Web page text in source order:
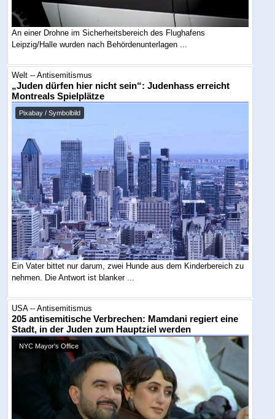
An einer Drohne im Sicherheitsbereich des Flughafens
Leipzig/Halle wurden nach Behördenunterlagen ...
Welt -- Antisemitismus
„Juden dürfen hier nicht sein“: Judenhass erreicht
Montreals Spielplätze
Pixabay / Symbolbild
Ein Vater bittet nur darum, zwei Hunde aus dem Kinderbereich zu
nehmen. Die Antwort ist blanker ...
USA -- Antisemitismus
205 antisemitische Verbrechen: Mamdani regiert eine
Stadt, in der Juden zum Hauptziel werden
NYC Mayor's Office